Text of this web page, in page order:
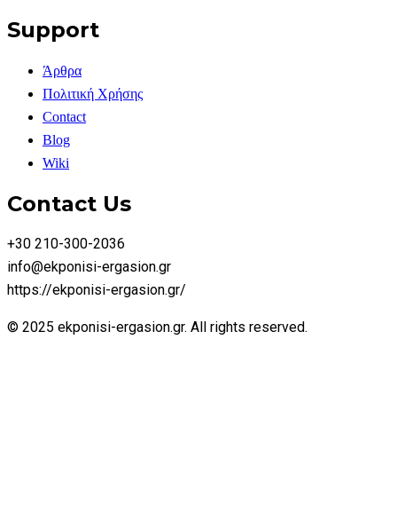
Support
Άρθρα
Πολιτική Χρήσης
Contact
Blog
Wiki
Contact Us
+30 210-300-2036
info@ekponisi-ergasion.gr
https://ekponisi-ergasion.gr/
© 2025 ekponisi-ergasion.gr. All rights reserved.